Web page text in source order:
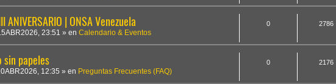
ANIVERSARIO | ONSA Venezuela
23:51 » en Calendario & Eventos
0 2786
sin papeles
12:35 » en Preguntas Frecuentes (FAQ)
0 2176